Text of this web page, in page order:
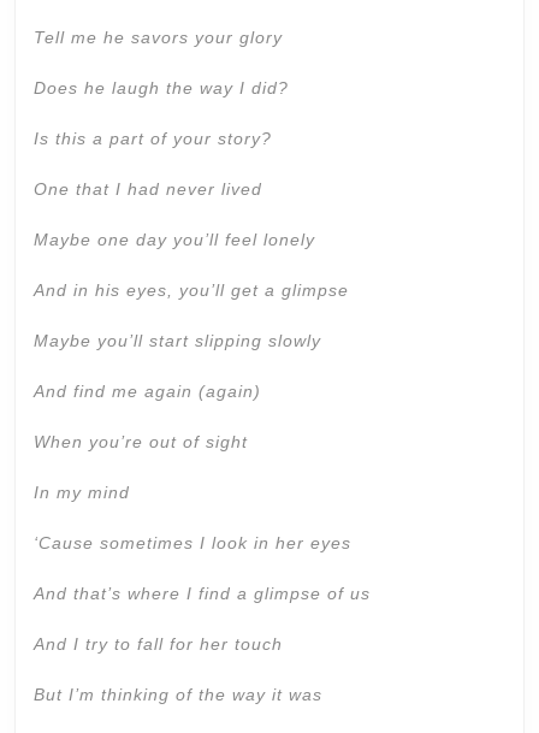
Tell me he savors your glory
Does he laugh the way I did?
Is this a part of your story?
One that I had never lived
Maybe one day you’ll feel lonely
And in his eyes, you’ll get a glimpse
Maybe you’ll start slipping slowly
And find me again (again)
When you’re out of sight
In my mind
‘Cause sometimes I look in her eyes
And that’s where I find a glimpse of us
And I try to fall for her touch
But I’m thinking of the way it was